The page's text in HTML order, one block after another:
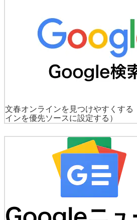
文春オンラインを見つけやすくする
インを優先ソースに設定する）